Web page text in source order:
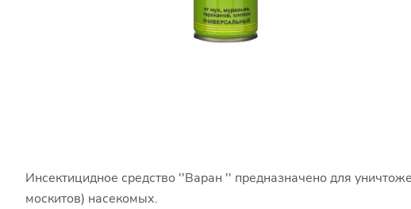
Инсектицидное средство ''Варан '' предназначено для
москитов) насекомых.